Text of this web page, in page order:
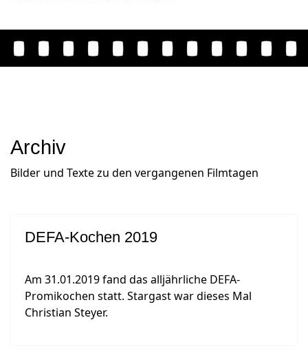
Archiv
Bilder und Texte zu den vergangenen Filmtagen
DEFA-Kochen 2019
Am 31.01.2019 fand das alljährliche DEFA-
Promikochen statt. Stargast war dieses Mal
Christian Steyer.